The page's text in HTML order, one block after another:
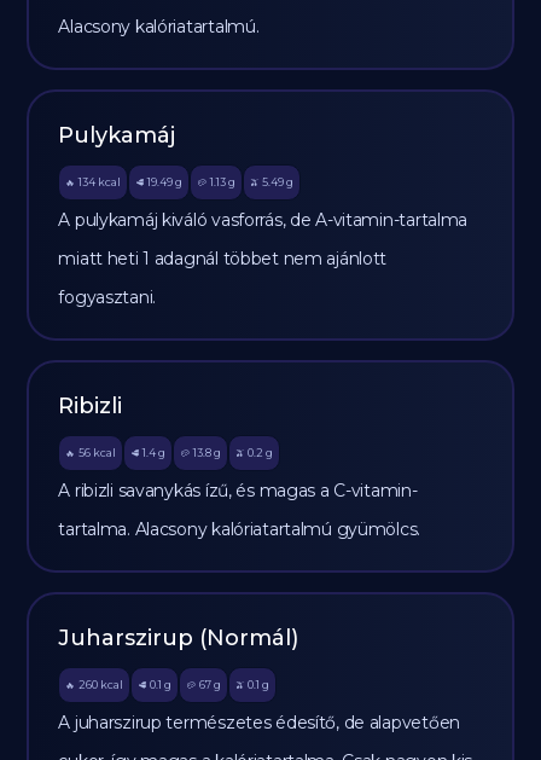
Alacsony kalóriatartalmú.
Pulykamáj
🔥 134 kcal 🥩 19.49 g 🥔 1.13g 🫒 5.49 g
A pulykamáj kiváló vasforrás, de A-vitamin-tartalma
miatt heti 1 adagnál többet nem ajánlott
fogyasztani.
Ribizli
🔥 56 kcal 🥩 1.4 g 🥔 13.8g 🫒 0.2 g
A ribizli savanykás ízű, és magas a C-vitamin-
tartalma. Alacsony kalóriatartalmú gyümölcs.
Juharszirup (Normál)
🔥 260 kcal 🥩 0.1 g 🥔 67g 🫒 0.1 g
A juharszirup természetes édesítő, de alapvetően